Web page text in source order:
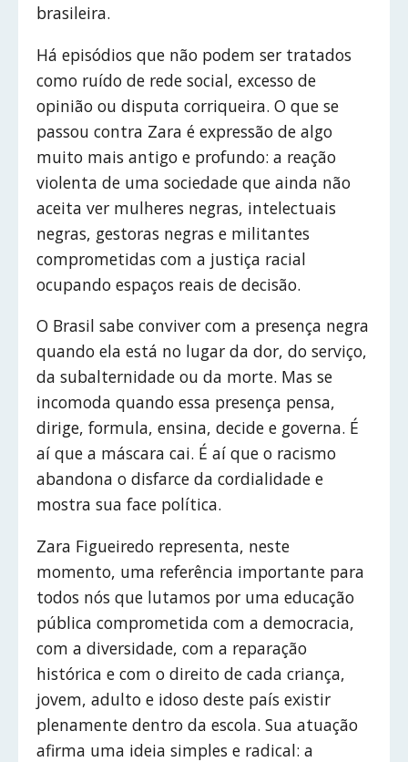
brasileira.
Há episódios que não podem ser tratados
como ruído de rede social, excesso de
opinião ou disputa corriqueira. O que se
passou contra Zara é expressão de algo
muito mais antigo e profundo: a reação
violenta de uma sociedade que ainda não
aceita ver mulheres negras, intelectuais
negras, gestoras negras e militantes
comprometidas com a justiça racial
ocupando espaços reais de decisão.
O Brasil sabe conviver com a presença negra
quando ela está no lugar da dor, do serviço,
da subalternidade ou da morte. Mas se
incomoda quando essa presença pensa,
dirige, formula, ensina, decide e governa. É
aí que a máscara cai. É aí que o racismo
abandona o disfarce da cordialidade e
mostra sua face política.
Zara Figueiredo representa, neste
momento, uma referência importante para
todos nós que lutamos por uma educação
pública comprometida com a democracia,
com a diversidade, com a reparação
histórica e com o direito de cada criança,
jovem, adulto e idoso deste país existir
plenamente dentro da escola. Sua atuação
afirma uma ideia simples e radical: a